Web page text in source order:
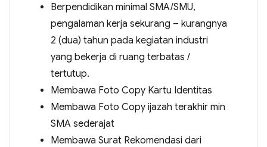
Berpendidikan minimal SMA/SMU,
pengalaman kerja sekurang – kurangnya
2 (dua) tahun pada kegiatan industri
yang bekerja di ruang terbatas /
tertutup.
Membawa Foto Copy Kartu Identitas
Membawa Foto Copy ijazah terakhir min
SMA sederajat
Membawa Surat Rekomendasi dari